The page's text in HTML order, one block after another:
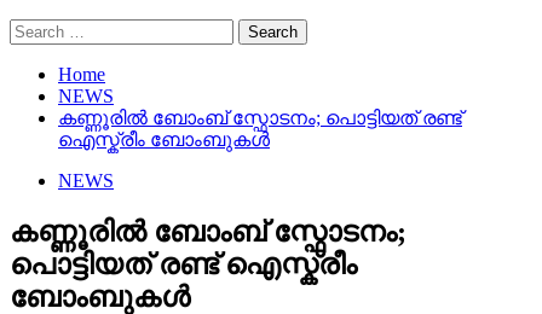
Search
for:
Home
NEWS
കണ്ണൂരിൽ ബോംബ് സ്ഫോടനം; പൊട്ടിയത് രണ്ട്
ഐസ്ക്രീം ബോംബുകൾ
NEWS
കണ്ണൂരിൽ ബോംബ് സ്ഫോടനം;
പൊട്ടിയത് രണ്ട് ഐസ്ക്രീം
ബോംബുകൾ